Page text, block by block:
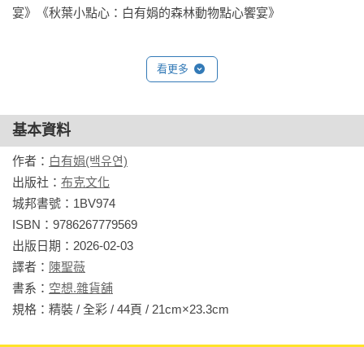
作者白有娟將季節的微妙滋味帶入生活！
「森林動物點心饗宴」系列新篇章後，白有娟這一系列作品將
季節與美食完美融合，喚醒人們對季節的感知，激發美好的想
在豐饒的秋日美景中，作者格外注意那些嬌嫩的野花。
忍冬、繁縷和牛眼菊等野花，如果沒有仔細觀察，很容易會忽
視這些花卉。
但作者卻一絲不苟的描繪它們，讓它們的芬芳和色彩貫穿始
終。
希望讀者在這本書裡，能細細品味到秋天的濃郁滋味，並感受
分享美食的喜悅，以及釋放對某人深深的懷念與想念。
本書特色
宴》《秋葉小點心：白有娟的森林動物點心饗宴》
看更多
基本資料
作者： 白有娟(백유연)
出版社： 布克文化
城邦書號：1BV974
ISBN：9786267779569
出版日期：2026-02-03
譯者： 陳聖薇
書系： 空想.雜貨舖
規格：精裝 / 全彩 / 44頁 / 21cm×23.3cm